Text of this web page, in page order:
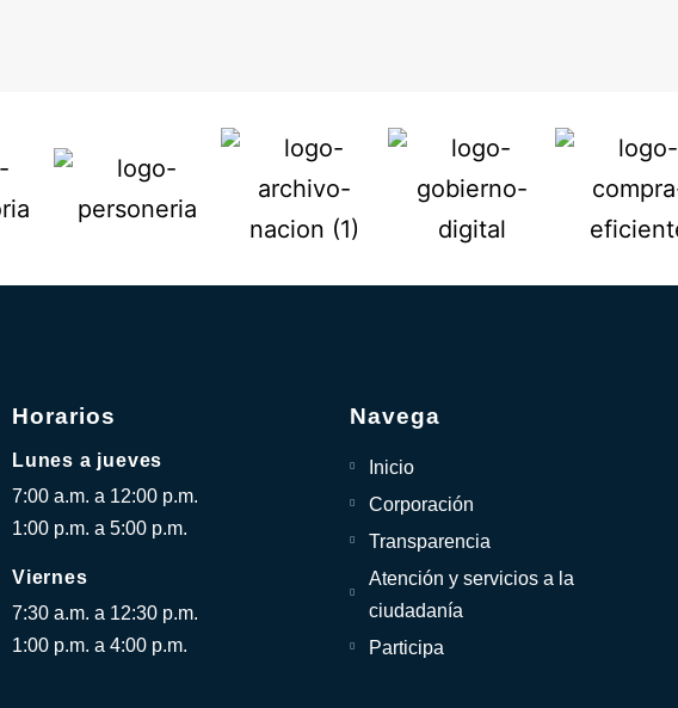
Horarios
Lunes a jueves
7:00 a.m. a 12:00 p.m.
1:00 p.m. a 5:00 p.m.
Viernes
7:30 a.m. a 12:30 p.m.
1:00 p.m. a 4:00 p.m.
Navega
Inicio
Corporación
Transparencia
Atención y servicios a la
ciudadanía
Participa